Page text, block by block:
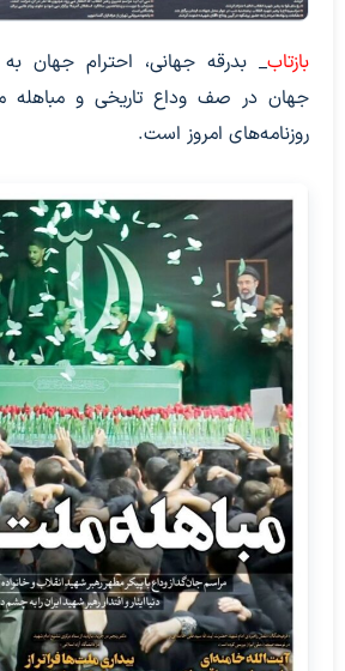
بازتاب_ بدرقه جهانی، احترام جهان به
جهان در صف وداع تاریخی و مباهله
روزنامه‌های امروز است.